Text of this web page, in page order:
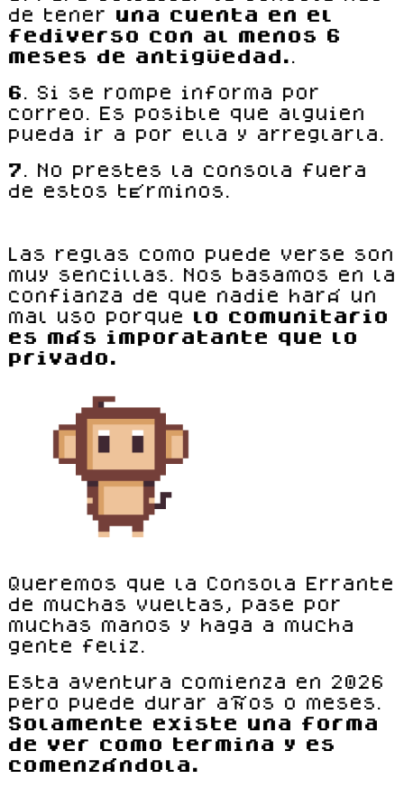
de tener
una cuenta en el
fediverso con al menos 6
meses de antigüedad.
6
. Si se rompe informa por
correo. Es posible que alguien
pueda ir a por ella y arreglarla.
7
. No prestes la consola fuera
de estos términos.
Las reglas como puede verse son
muy sencillas. Nos basamos en la
confianza de que nadie hará un
mal uso porque
lo comunitario
es más imporatante que lo
privado.
Queremos que la Consola Errante
de muchas vueltas, pase por
muchas manos y haga a mucha
gente feliz.
Esta aventura comienza en 2026
pero puede durar años o meses.
Solamente existe una forma
de ver como termina y es
comenzándola.